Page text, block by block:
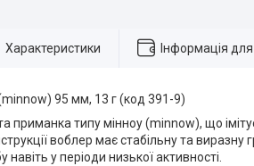
Характеристики Інформація
95 мм, 13 г (код 391-9)
приманка типу мінноу (minnow), що
воблер має стабільну та
у періоди низької активності.